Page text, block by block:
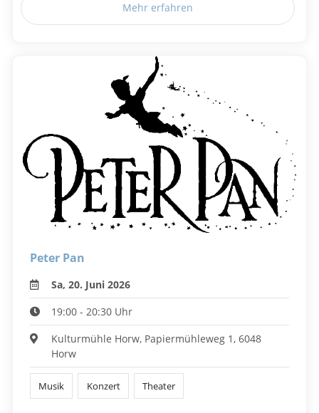
Mehr erfahren
Peter Pan
Sa, 20. Juni 2026
19:00 - 20:30 Uhr
Kulturmühle Horw, Papiermühleweg 1, 6048
Horw
Musik Konzert Theater